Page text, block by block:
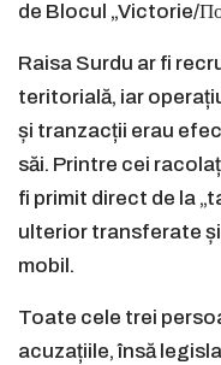
de Blocul „Victorie/
Raisa Surdu ar fi
teritorială, iar
și tranzacții erau
săi. Printre cei
fi primit direct de la
ulterior transferate
mobil.
Toate cele trei
acuzațiile, însă